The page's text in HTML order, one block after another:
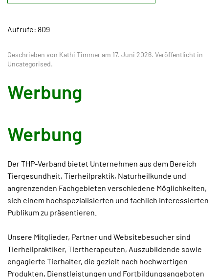
Aufrufe: 809
Geschrieben von Kathi Timmer am 17. Juni 2026. Veröffentlicht in
Uncategorised.
Werbung
Werbung
Der THP-Verband bietet Unternehmen aus dem Bereich
Tiergesundheit, Tierheilpraktik, Naturheilkunde und
angrenzenden Fachgebieten verschiedene Möglichkeiten,
sich einem hochspezialisierten und fachlich interessierten
Publikum zu präsentieren.
Unsere Mitglieder, Partner und Websitebesucher sind
Tierheilpraktiker, Tiertherapeuten, Auszubildende sowie
engagierte Tierhalter, die gezielt nach hochwertigen
Produkten, Dienstleistungen und Fortbildungsangeboten